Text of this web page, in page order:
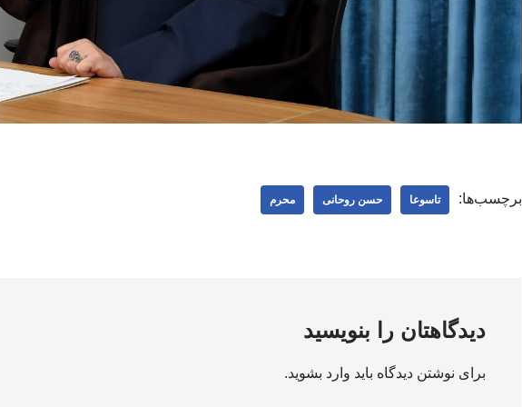
برچسب‌ها: تاسوعا حسن روحانی محرم
دیدگاهتان را بنویسید
برای نوشتن دیدگاه باید وارد بشوید.